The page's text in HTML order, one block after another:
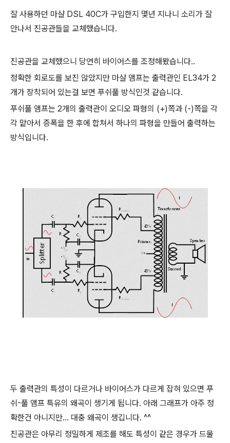
잘 사용하던 마샬 DSL 40C가 구입한지 몇년 지나니 소리가 잘
안나서 진공관들을 교체했습니다.
진공관을 교체했으니 당연히 바이어스를 조정해봤습니다..
정확한 회로도를 보진 않았지만 마샬 앰프는 출력관인 EL34가 2
개가 장착되어 있는걸 보면 푸쉬풀 방식인것 같습니다.
푸쉬풀 앰프는 2개의 출력관이 오디오 파형의 (+)쪽과 (-)쪽을 각
각 맡아서 증폭을 한 후에 합쳐서 하나의 파형을 만들어 출력하는
방식입니다.
두 출력관의 특성이 다르거나 바이어스가 다르게 잡혀 있으면 푸
쉬-풀 앰프 특유의 왜곡이 생기게 됩니다. 아래 그래프가 아주 정
확한건 아니지만... 대충 왜곡이 생깁니다. ^^
진공관은 아무리 정밀하게 제조를 해도 특성이 같은 경우가 드물